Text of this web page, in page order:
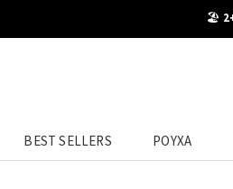
BEST SELLERS ΡΟΥΧΑ